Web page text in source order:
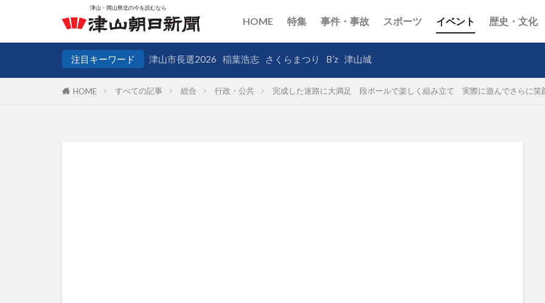
HOME 特集 事件・事故 スポーツ イベント 歴史・文化
注目キーワード 津山市長選2026 稲葉浩志 さくらまつり B’z 津山城
HOME すべての記事 総合 行政・公共 完成した迷路に大満足 段ボールで楽しく組み立て 実際に遊んでさらに笑